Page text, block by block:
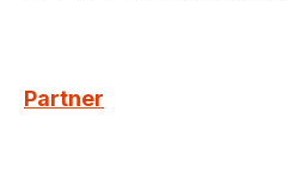
Partner